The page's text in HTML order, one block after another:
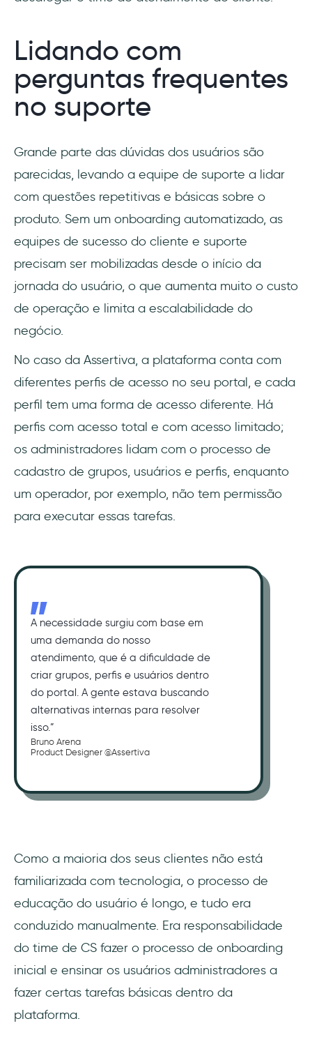
Lidando com
perguntas frequentes
no suporte
Grande parte das dúvidas dos usuários são
parecidas, levando a equipe de suporte a lidar
com questões repetitivas e básicas sobre o
produto. Sem um onboarding automatizado, as
equipes de sucesso do cliente e suporte
precisam ser mobilizadas desde o início da
jornada do usuário, o que aumenta muito o custo
de operação e limita a escalabilidade do
negócio.
No caso da Assertiva, a plataforma conta com
diferentes perfis de acesso no seu portal, e cada
perfil tem uma forma de acesso diferente. Há
perfis com acesso total e com acesso limitado;
os administradores lidam com o processo de
cadastro de grupos, usuários e perfis, enquanto
um operador, por exemplo, não tem permissão
para executar essas tarefas.
A necessidade surgiu com base em
uma demanda do nosso
atendimento, que é a dificuldade de
criar grupos, perfis e usuários dentro
do portal. A gente estava buscando
alternativas internas para resolver
isso.”
Bruno Arena
Product Designer @Assertiva
Como a maioria dos seus clientes não está
familiarizada com tecnologia, o processo de
educação do usuário é longo, e tudo era
conduzido manualmente. Era responsabilidade
do time de CS fazer o processo de onboarding
inicial e ensinar os usuários administradores a
fazer certas tarefas básicas dentro da
plataforma.